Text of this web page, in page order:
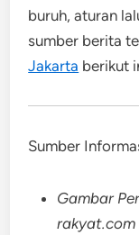
buruh, aturan
sumber berita
Jakarta berikut
Sumber
Gambar
rakyat.com